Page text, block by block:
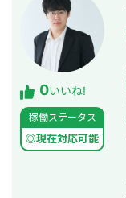
0いいね!
稼働ステータス
◎現在対応可能